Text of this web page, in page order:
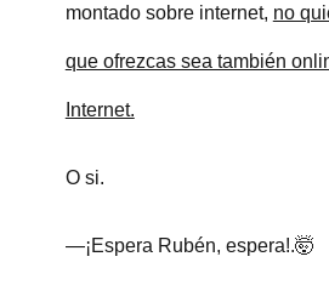
montado sobre internet, no
que ofrezcas sea también
Internet.
O si.
—¡Espera Rubén, espera!.🤯